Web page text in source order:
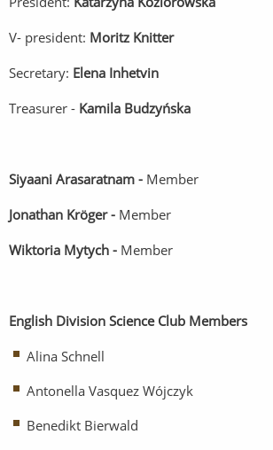
V- president: Moritz Knitter
Secretary: Elena Inhetvin
Treasurer - Kamila Budzyńska
Siyaani Arasaratnam - Member
Jonathan Kröger - Member
Wiktoria Mytych - Member
English Division Science Club Members
Alina Schnell
Antonella Vasquez Wójczyk
Benedikt Bierwald